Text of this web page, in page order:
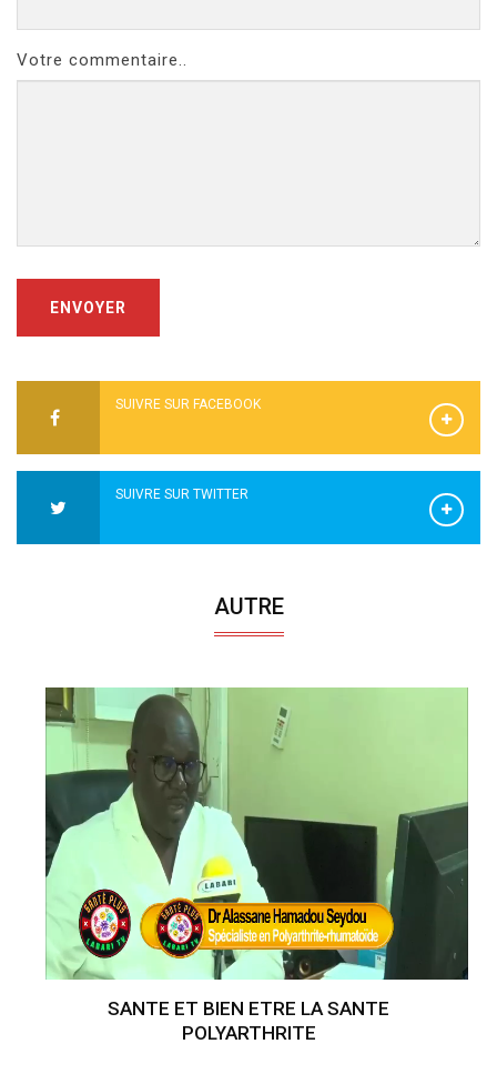
Votre commentaire..
ENVOYER
SUIVRE SUR FACEBOOK
SUIVRE SUR TWITTER
AUTRE
SANTE ET BIEN ETRE LA SANTE
POLYARTHRITE